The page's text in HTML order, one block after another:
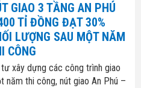
GIAO 3 TẦNG AN PHÚ
TỈ ĐỒNG ĐẠT 30%
LƯỢNG SAU MỘT NĂM
CÔNG
xây dựng các công trình giao
năm thi công, nút giao An Phú –